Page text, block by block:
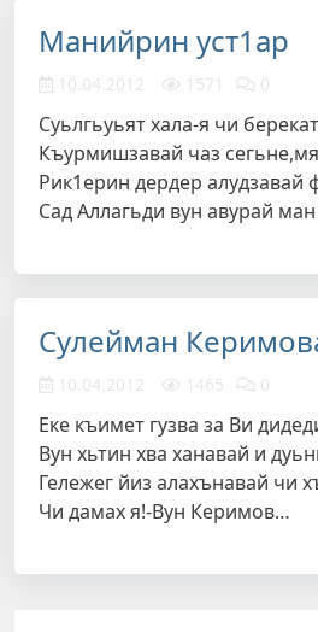
Манийрин уст1ар
10.04.2012 1571 0
Суьлгьуьят хала-я чи
Къурмишзавай чаз
Рик1ерин дердер алудзавай
Сад Аллагьди вун авурай
Сулейман
10.04.2012 1465 0
Еке къимет гузва за Ви
Вун хьтин хва ханавай и
Гележег йиз алахънавай чи
Чи дамах я!-Вун Керимов…